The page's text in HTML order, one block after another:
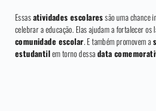
Essasatividades escolaressão uma chance
celebrar a educação. Elas ajudam a fortalecer os
comunidade escolar. E também promovem a
estudantilem torno dessadata